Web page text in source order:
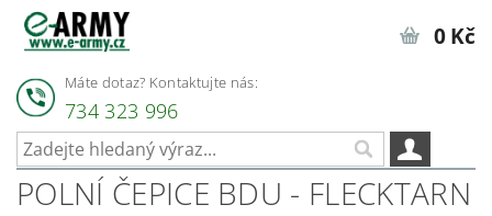
Máte dotaz? Kontaktujte nás:
734 323 996
0 Kč
POLNÍ ČEPICE BDU - FLECKTARN